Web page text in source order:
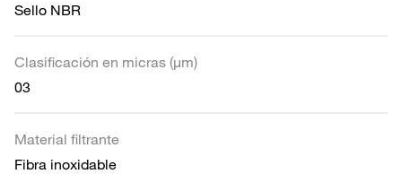
Sello NBR
Clasificación en micras (µm)
03
Material filtrante
Fibra inoxidable